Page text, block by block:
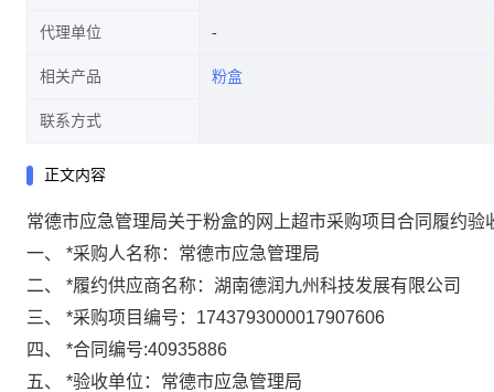
代理单位
相关产品 粉盒
联系方式
正文内容
常德市应急管理局关于粉盒的网上超市采购项目合同履约验
一、 *采购人名称： 常德市应急管理局
二、 *履约供应商名称： 湖南德润九州科技发展有限公司
三、 *采购项目编号： 1743793000017907606
四、 *合同编号:40935886
五、 *验收单位： 常德市应急管理局